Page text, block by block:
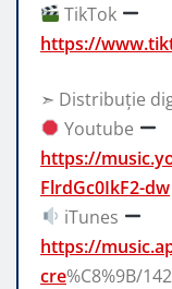
TikTok
https://
➣ Distribuție
Youtube
https://
FlrdGc0IkF2-dw
iTunes
https://
cre%C8%9B/